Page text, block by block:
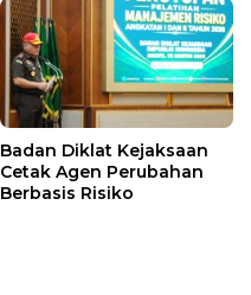
Badan Diklat Kejaksaan
Cetak Agen Perubahan
Berbasis Risiko